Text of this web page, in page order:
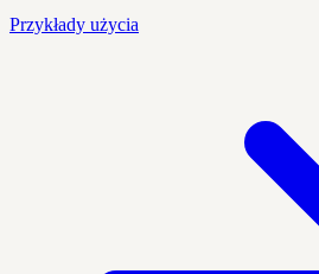
Przykłady użycia